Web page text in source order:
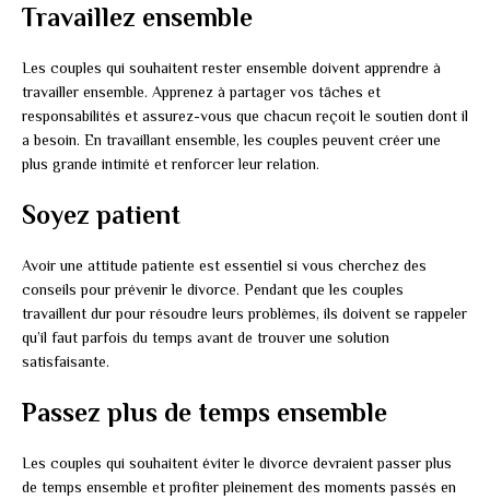
Travaillez ensemble
Les couples qui souhaitent rester ensemble doivent apprendre à
travailler ensemble. Apprenez à partager vos tâches et
responsabilités et assurez-vous que chacun reçoit le soutien dont il
a besoin. En travaillant ensemble, les couples peuvent créer une
plus grande intimité et renforcer leur relation.
Soyez patient
Avoir une attitude patiente est essentiel si vous cherchez des
conseils pour prévenir le divorce. Pendant que les couples
travaillent dur pour résoudre leurs problèmes, ils doivent se rappeler
qu’il faut parfois du temps avant de trouver une solution
satisfaisante.
Passez plus de temps ensemble
Les couples qui souhaitent éviter le divorce devraient passer plus
de temps ensemble et profiter pleinement des moments passés en